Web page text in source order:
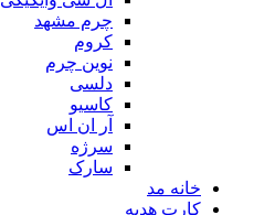
چرم مشهد
کروم
نوین چرم
دلسی
کاسیو
آر ان اس
سرژه
سارک
خانه مد
کارت هدیه